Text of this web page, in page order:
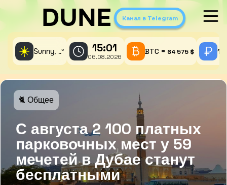
DUNE Канал в Telegram
☀️ Sunny, ..° 15:01
06.08.2026
BTC = 64 575 $ 1
С августа 2 100 платных
парковочных мест у 59
мечетей в Дубае станут
бесплатными
🐈 Общее